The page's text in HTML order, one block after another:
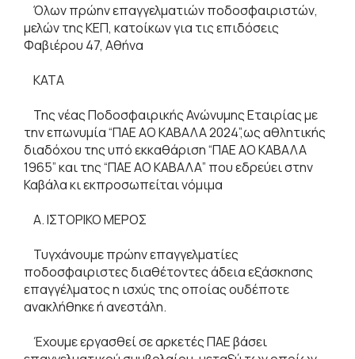
Όλων πρώην επαγγελματιών ποδοσφαιριστών,
μελών της ΚΕΠ, κατοίκων για τις επιδόσεις
Φαβιέρου 47, Αθήνα
ΚΑΤΑ
Της νέας Ποδοσφαιρικής Ανώνυμης Εταιρίας με
την επωνυμία “ΠΑΕ ΑΟ ΚΑΒΑΛΑ 2024”,ως αθλητικής
διαδόχου της υπό εκκαθάριση “ΠΑΕ ΑΟ ΚΑΒΑΛΑ
1965” και της “ΠΑΕ ΑΟ ΚΑΒΑΛΑ” που εδρεύει στην
Καβάλα κι εκπροσωπείται νόμιμα
Α. ΙΣΤΟΡΙΚΟ ΜΕΡΟΣ
Τυγχάνουμε πρώην επαγγελματίες
ποδοσφαιριστες διαθέτοντες άδεια εξάσκησης
επαγγέλματος η ισχύς της οποίας ουδέποτε
ανακλήθηκε ή ανεστάλη.
Έχουμε εργασθεί σε αρκετές ΠΑΕ βάσει